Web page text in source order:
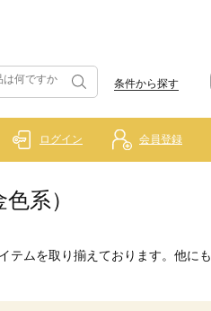
条件から探す
ログイン 会員登録
系）
テムを取り揃えております。他にも